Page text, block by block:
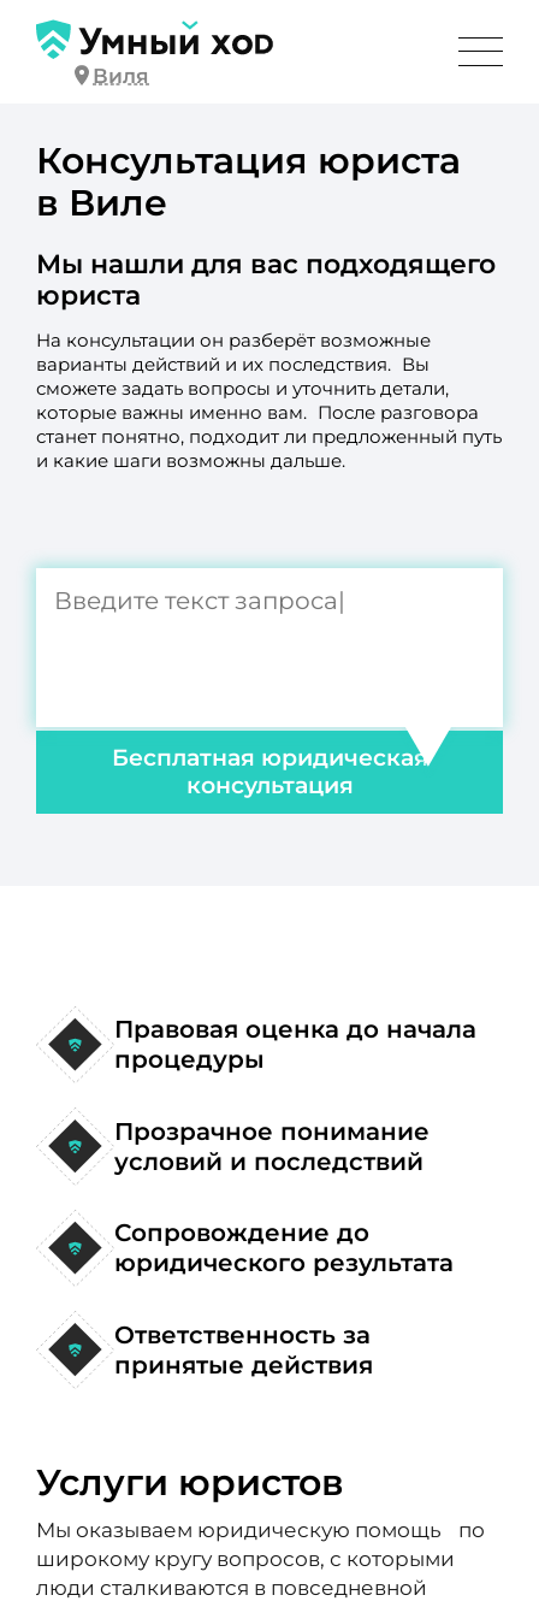
Виля
Консультация юриста
в Виле
Мы нашли для вас подходящего
юриста
На консультации он разберёт возможные
варианты действий и их последствия. Вы
сможете задать вопросы и уточнить детали,
которые важны именно вам. После разговора
станет понятно, подходит ли предложенный путь
и какие шаги возможны дальше.
Бесплатная юридическая
консультация
Правовая оценка до начала
процедуры
Прозрачное понимание
условий и последствий
Сопровождение до
юридического результата
Ответственность за
принятые действия
Услуги юристов
Мы оказываем юридическую помощь по
широкому кругу вопросов, с которыми
люди сталкиваются в повседневной